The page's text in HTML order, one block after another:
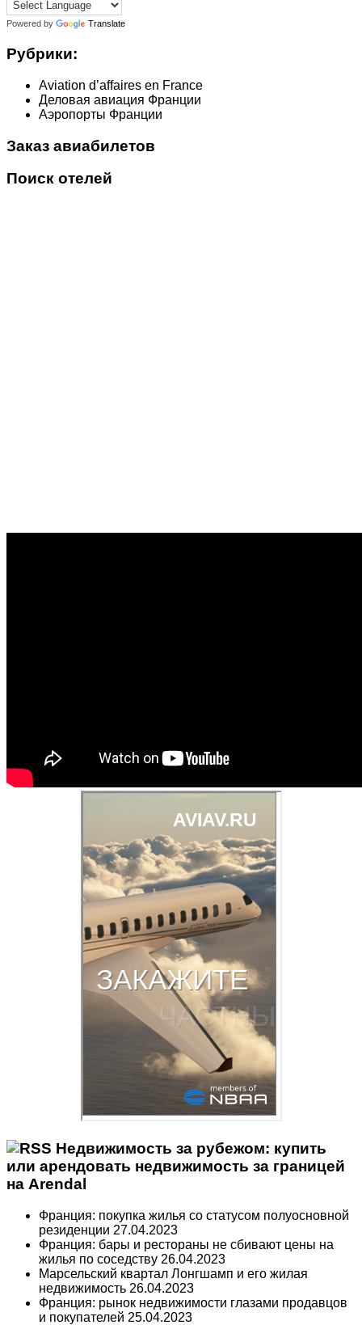
Powered by Translate
Рубрики:
Aviation d’affaires en France
Деловая авиация Франции
Аэропорты Франции
Заказ авиабилетов
Поиск отелей
Недвижимость за рубежом: купить
или арендовать недвижимость за границей
на Arendal
Франция: покупка жилья со статусом полуосновной
резиденции 27.04.2023
Франция: бары и рестораны не сбивают цены на
жилья по соседству 26.04.2023
Марсельский квартал Лонгшамп и его жилая
недвижимость 26.04.2023
Франция: рынок недвижимости глазами продавцов
и покупателей 25.04.2023